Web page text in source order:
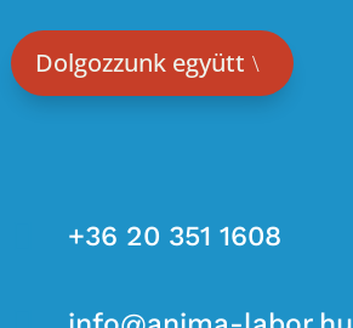
Dolgozzunk együtt
+36 20 351 1608